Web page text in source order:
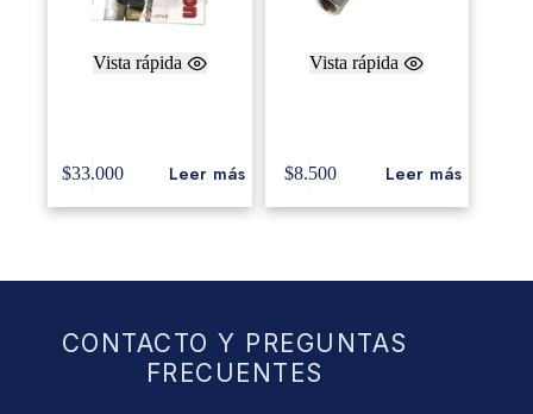
Vista rápida
$33.000 Leer más
Vista rápida
$8.500 Leer más
CONTACTO Y PREGUNTAS
FRECUENTES